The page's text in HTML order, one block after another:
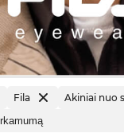
Fila Akiniai nuo